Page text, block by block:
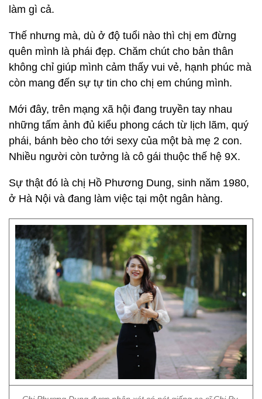
làm gì cả.
Thế nhưng mà, dù ở độ tuổi nào thì chị em đừng
quên mình là phái đẹp. Chăm chút cho bản thân
không chỉ giúp mình cảm thấy vui vẻ, hạnh phúc mà
còn mang đến sự tự tin cho chị em chúng mình.
Mới đây, trên mạng xã hội đang truyền tay nhau
những tấm ảnh đủ kiểu phong cách từ lịch lãm, quý
phái, bánh bèo cho tới sexy của một bà mẹ 2 con.
Nhiều người còn tưởng là cô gái thuộc thế hệ 9X.
Sự thật đó là chị Hồ Phương Dung, sinh năm 1980,
ở Hà Nội và đang làm việc tại một ngân hàng.